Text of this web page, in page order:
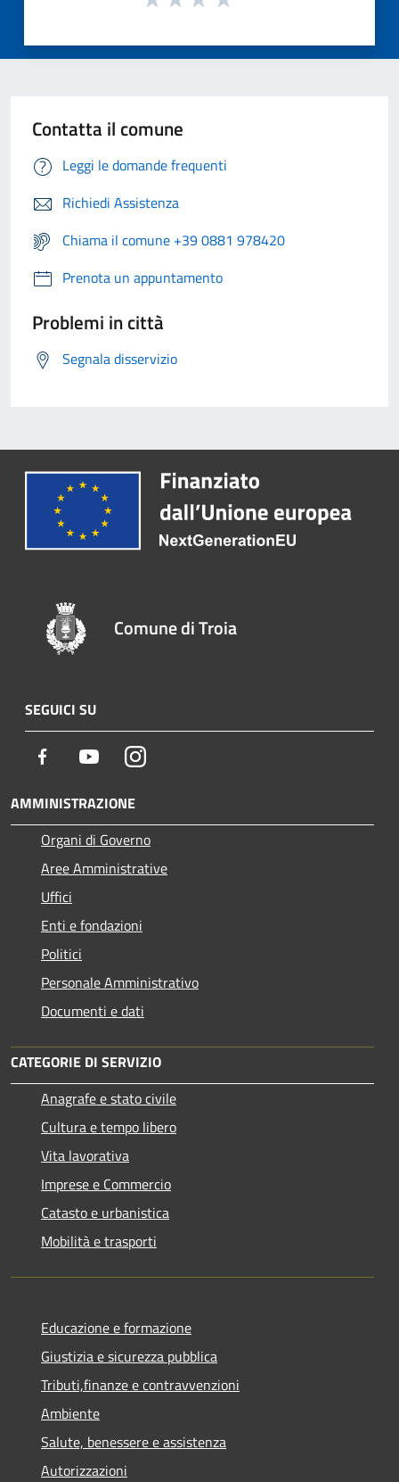
Contatta il comune
Leggi le domande frequenti
Richiedi Assistenza
Chiama il comune +39 0881 978420
Prenota un appuntamento
Problemi in città
Segnala disservizio
Comune di Troia
SEGUICI SU
Facebook YoutubeInstagram
AMMINISTRAZIONE
Organi di Governo
Aree Amministrative
Uffici
Enti e fondazioni
Politici
Personale Amministrativo
Documenti e dati
CATEGORIE DI SERVIZIO
Anagrafe e stato civile
Cultura e tempo libero
Vita lavorativa
Imprese e Commercio
Catasto e urbanistica
Mobilità e trasporti
Educazione e formazione
Giustizia e sicurezza pubblica
Tributi,finanze e contravvenzioni
Ambiente
Salute, benessere e assistenza
Autorizzazioni